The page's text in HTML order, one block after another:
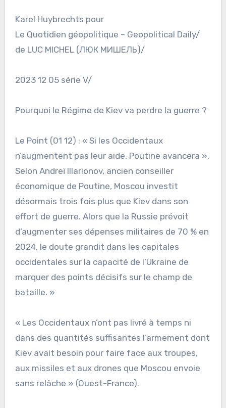
Karel Huybrechts pour
Le Quotidien géopolitique – Geopolitical Daily/
de LUC MICHEL (ЛЮК МИШЕЛЬ)/
2023 12 05 série V/
Pourquoi le Régime de Kiev va perdre la guerre ?
Le Point (01 12) : « Si les Occidentaux
n’augmentent pas leur aide, Poutine avancera ».
Selon Andreï Illarionov, ancien conseiller
économique de Poutine, Moscou investit
désormais trois fois plus que Kiev dans son
effort de guerre. Alors que la Russie prévoit
d’augmenter ses dépenses militaires de 70 % en
2024, le doute grandit dans les capitales
occidentales sur la capacité de l’Ukraine de
marquer des points décisifs sur le champ de
bataille. »
« Les Occidentaux n’ont pas livré à temps ni
dans des quantités suffisantes l’armement dont
Kiev avait besoin pour faire face aux troupes,
aux missiles et aux drones que Moscou envoie
sans relâche » (Ouest-France).